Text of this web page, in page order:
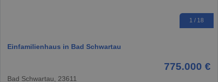
1 / 18
Einfamilienhaus in Bad Schwartau
775.000 €
Bad Schwartau, 23611